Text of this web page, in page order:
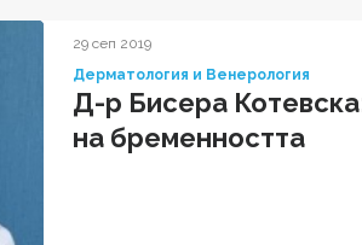
29 сеп 2019
Дерматология и Венерология
Д-р Бисера
на бременността